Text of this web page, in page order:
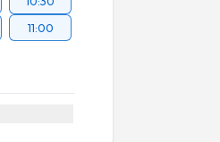
11:00